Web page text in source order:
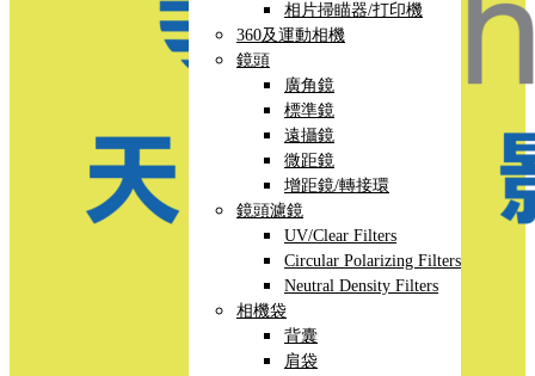
相片掃瞄器/打印機
360及運動相機
鏡頭
廣角鏡
標準鏡
遠攝鏡
微距鏡
增距鏡/轉接環
鏡頭濾鏡
UV/Clear Filters
Circular Polarizing Filters
Neutral Density Filters
相機袋
背囊
肩袋